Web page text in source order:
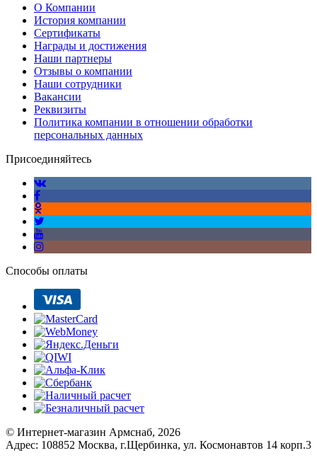
О Компании
История компании
Сертификаты
Награды и достижения
Наши партнеры
Отзывы о компании
Наши сотрудники
Вакансии
Реквизиты
Политика компании в отношении обработки
персональных данных
Присоединяйтесь
Способы оплаты
© Интернет-магазин Армснаб, 2026
Адрес: 108852 Москва, г.Щербинка, ул. Космонавтов 14 корп.3